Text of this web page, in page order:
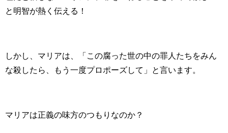
と明智が熱く伝える！
しかし、マリアは、「この腐った世の中の罪人たちをみん
な殺したら、もう一度プロポーズして」と言います。
マリアは正義の味方のつもりなのか？